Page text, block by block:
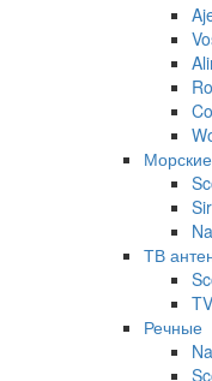
Морские
ТВ
Речные